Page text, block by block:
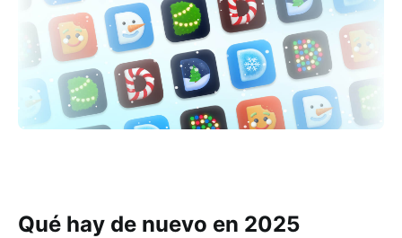
Qué hay de nuevo en 2025